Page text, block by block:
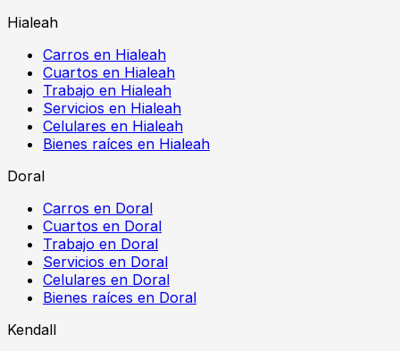
Hialeah
Carros en Hialeah
Cuartos en Hialeah
Trabajo en Hialeah
Servicios en Hialeah
Celulares en Hialeah
Bienes raíces en Hialeah
Doral
Carros en Doral
Cuartos en Doral
Trabajo en Doral
Servicios en Doral
Celulares en Doral
Bienes raíces en Doral
Kendall